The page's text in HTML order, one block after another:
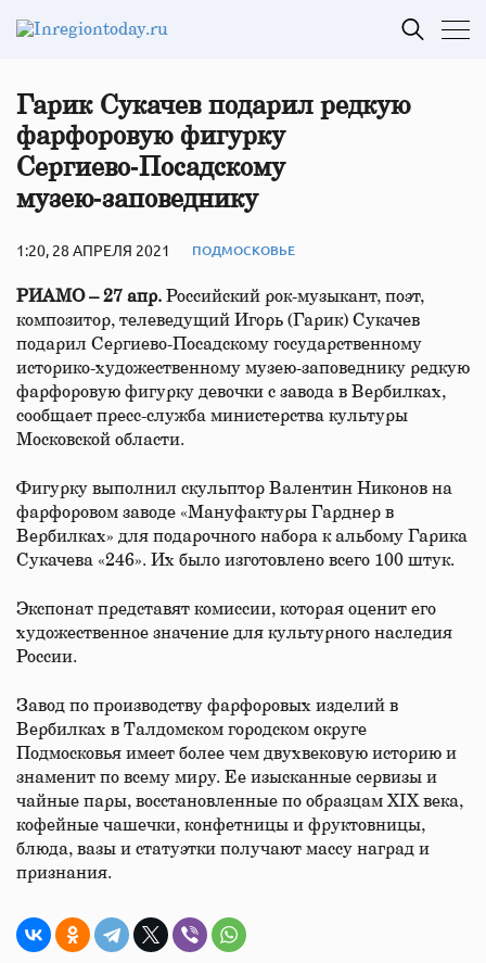
Гарик Сукачев подарил редкую
фарфоровую фигурку
Сергиево‑Посадскому
музею‑заповеднику
1:20, 28 АПРЕЛЯ 2021 ПОДМОСКОВЬЕ
РИАМО – 27 апр. Российский рок-музыкант, поэт,
композитор, телеведущий Игорь (Гарик) Сукачев
подарил Сергиево-Посадскому государственному
историко-художественному музею-заповеднику редкую
фарфоровую фигурку девочки с завода в Вербилках,
сообщает пресс-служба министерства культуры
Московской области.
Фигурку выполнил скульптор Валентин Никонов на
фарфоровом заводе «Мануфактуры Гарднер в
Вербилках» для подарочного набора к альбому Гарика
Сукачева «246». Их было изготовлено всего 100 штук.
Экспонат представят комиссии, которая оценит его
художественное значение для культурного наследия
России.
Завод по производству фарфоровых изделий в
Вербилках в Талдомском городском округе
Подмосковья имеет более чем двухвековую историю и
знаменит по всему миру. Ее изысканные сервизы и
чайные пары, восстановленные по образцам XIX века,
кофейные чашечки, конфетницы и фруктовницы,
блюда, вазы и статуэтки получают массу наград и
признания.